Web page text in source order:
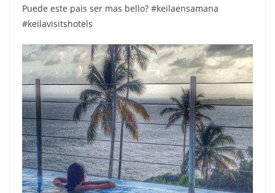
Puede este pais ser mas bello? #keilaensamana
#keilavisitshotels